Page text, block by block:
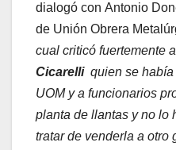
dialogó con Antonio
de Unión Obrera
cual criticó fuertemente
Cicarelli quien se
UOM y a funcionarios
planta de llantas y no lo
tratar de venderla a otro